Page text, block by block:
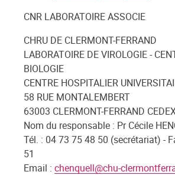
CNR LABORATOIRE ASSOCIE
CHRU DE CLERMONT-FERRAND
LABORATOIRE DE VIROLOGIE -
BIOLOGIE
CENTRE HOSPITALIER
58 RUE MONTALEMBERT
63003 CLERMONT-FERRAND
Nom du responsable : Pr Cécile
Tél. : 04 73 75 48 50 (secrétariat) -
51
Email : chenquell@chu-